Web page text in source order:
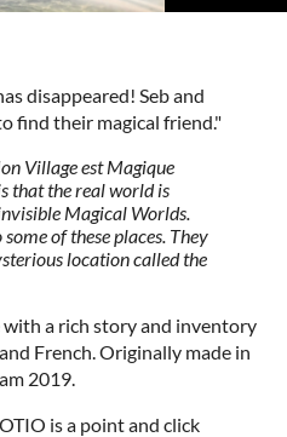
disappeared! Seb and
find their magical friend."
Village est Magique
that the real world is
Magical Worlds.
of these places. They
location called the
a rich story and inventory
French. Originally made in
2019.
is a point and click